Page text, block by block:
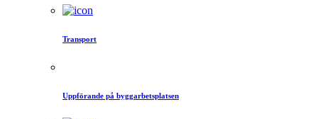
Transport
Uppförande på byggarbetsplatsen